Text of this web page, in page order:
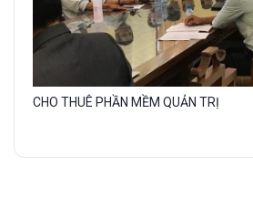
Gallery
CHO THUÊ PHẦN MỀM QUẢN TRỊ